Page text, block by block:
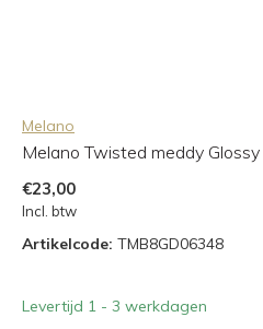
Melano
Melano Twisted meddy
€23,00
Incl. btw
Artikelcode: TMB8GD06348
Levertijd 1 - 3 werkdagen